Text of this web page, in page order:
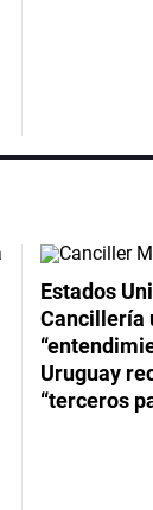
Estados
Cancillería
Uruguay
“terceros